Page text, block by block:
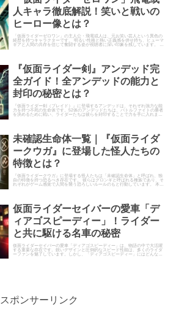
人キャラ徹底解説！笑いと戦いの
ヒーロー像とは？
「仮面ライダーゼロワン」の主人公・飛電或人は、元お笑い芸人という異色の
経歴を持つキャラクターです。 明るい性格と熱い正義感を併せ持ち、ヒューマ
ギアと人間の共存を信じて奮闘する姿が視聴者に深い印象を残しています。 こ
『仮面ライダー剣』アンデッド完
全ガイド！全アンデッドの能力と
封印の秘密とは？
『仮面ライダー剣（ブレイド）』に登場するアンデッドは、それぞれ強力な能
力を持つ不死の生命体です。52体のアンデッドたちは、バトルファイトの勝者
を決めるために戦い、ライダーたちは彼らを封印することで力を手に入れま
未確認生命体一覧｜『仮面ライダ
ークウガ』に登場した怪人たちの
特徴とは？
『仮面ライダークウガ』に登場する怪人たちは「未確認生命体」と呼ばれ、独
自の特徴を持つ恐るべき存在です。 彼らはグロンギと呼ばれる種族であり、そ
れぞれがゲーム感覚で人間を襲う恐ろしいルールのもと行動しています。 本記
仮面ライダーセイバーの愛車「デ
ィアゴスピーディー」！ライダー
と共に駆ける名車の秘密
仮面ライダーセイバーの愛車「ディアゴスピーディー」は、物語の中で大活躍
する重要な存在です。鋭いデザインと圧倒的なスピード性能は、多くのライダ
ーファンを魅了しています。しかし、「ディアゴスピーディー」にはどんな秘
スポンサーリンク